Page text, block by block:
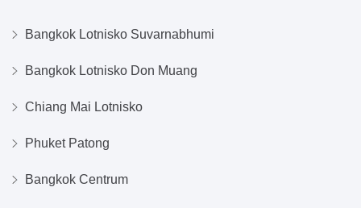
Bangkok Lotnisko Suvarnabhumi
Bangkok Lotnisko Don Muang
Chiang Mai Lotnisko
Phuket Patong
Bangkok Centrum